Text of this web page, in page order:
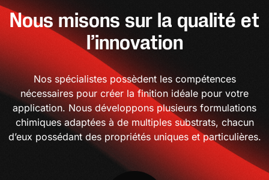
Nous misons sur la qualité et
l’innovation
Nos spécialistes possèdent les compétences
nécessaires pour créer la finition idéale pour votre
application. Nous développons plusieurs formulations
chimiques adaptées à de multiples substrats, chacun
d’eux possédant des propriétés uniques et particulières.